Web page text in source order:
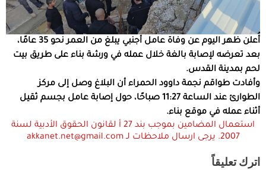
أُعلن ظهر اليوم عن وفاة عامل أجنبي يبلغ من العمر نحو 35 عامًا،
بعد تعرضه لإصابة بالغة خلال عمله في ورشة بناء على طريق بيت
لحم بمدينة القدس.
وأفادت طواقم نجمة داوود الحمراء أن البلاغ وصل إلى مركز
الطوارئ عند الساعة 11:27 صباحًا، حول إصابة عامل بجسم ثقيل
أثناء عمله في موقع بناء.
استعمال المضامين بموجب بند 27 أ لقانون الحقوق الأدبية لسنة
2007. يرجى ارسال ملاحظات لـ akkanet.net@gmail.com
اترك تعليقاً